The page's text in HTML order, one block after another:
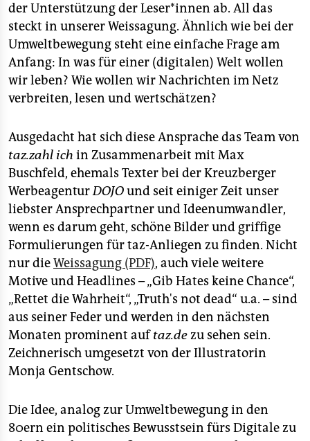
der Unterstützung der Leser*innen ab. All das
steckt in unserer Weissagung. Ähnlich wie bei der
Umweltbewegung steht eine einfache Frage am
Anfang: In was für einer (digitalen) Welt wollen
wir leben? Wie wollen wir Nachrichten im Netz
verbreiten, lesen und wertschätzen?
Ausgedacht hat sich diese Ansprache das Team von
taz.zahl ich in Zusammenarbeit mit Max
Buschfeld, ehemals Texter bei der Kreuzberger
WerbeagenturDOJOund seit einiger Zeit unser
liebster Ansprechpartner und Ideenumwandler,
wenn es darum geht, schöne Bilder und griffige
Formulierungen für taz-Anliegen zu finden. Nicht
nur dieWeissagung (PDF), auch viele weitere
Motive und Headlines – „Gib Hates keine Chance“,
„Rettet die Wahrheit“, „Truth's not dead“ u.a. – sind
aus seiner Feder und werden in den nächsten
Monaten prominent auftaz.dezu sehen sein.
Zeichnerisch umgesetzt von der Illustratorin
Monja Gentschow.
Die Idee, analog zur Umweltbewegung in den
80ern ein politisches Bewusstsein fürs Digitale zu